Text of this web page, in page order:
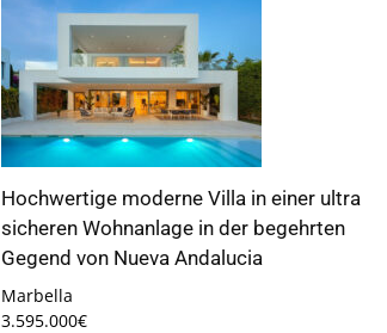
Hochwertige moderne Villa in einer ultra
sicheren Wohnanlage in der begehrten
Gegend von Nueva Andalucia
Marbella
3.595.000€